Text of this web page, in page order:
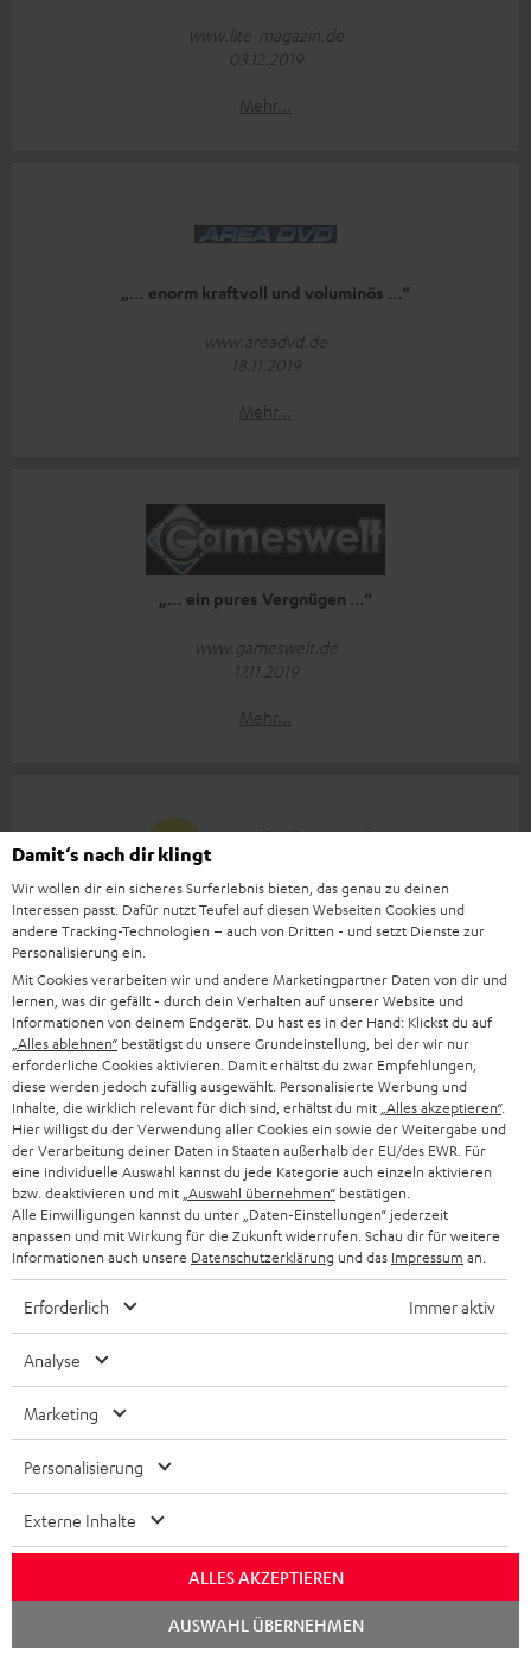
www.lite-magazin.de
03.12.2019
Mehr...
„… enorm kraftvoll und voluminös …“
www.areadvd.de
18.11.2019
Mehr...
„… ein pures Vergnügen …“
www.gameswelt.de
17.11.2019
Mehr...
„… eine der besten Soundbars, die ich bisher zu Gehör
kriegte.“
www.avguide.ch
13.11.2019
Mehr...
„… schlanke Soundbar der Spitzenklasse …“
www.testr.at
klangstark. Chapeau!“
29.10.2019
Damit‘s nach dir klingt
Wir wollen dir ein sicheres Surferlebnis bieten, das genau zu deinen
Interessen passt. Dafür nutzt Teufel auf diesen Webseiten Cookies und
andere Tracking-Technologien – auch von Dritten - und setzt Dienste zur
Personalisierung ein.
Mit Cookies verarbeiten wir und andere Marketingpartner Daten von dir und
lernen, was dir gefällt - durch dein Verhalten auf unserer Website und
Informationen von deinem Endgerät. Du hast es in der Hand: Klickst du auf
„Alles ablehnen“ bestätigst du unsere Grundeinstellung, bei der wir nur
erforderliche Cookies aktivieren. Damit erhältst du zwar Empfehlungen,
diese werden jedoch zufällig ausgewählt. Personalisierte Werbung und
Inhalte, die wirklich relevant für dich sind, erhältst du mit „Alles akzeptieren“.
Hier willigst du der Verwendung aller Cookies ein sowie der Weitergabe und
der Verarbeitung deiner Daten in Staaten außerhalb der EU/des EWR. Für
eine individuelle Auswahl kannst du jede Kategorie auch einzeln aktivieren
bzw. deaktivieren und mit „Auswahl übernehmen“ bestätigen.
Alle Einwilligungen kannst du unter „Daten-Einstellungen“ jederzeit
anpassen und mit Wirkung für die Zukunft widerrufen. Schau dir für weitere
Informationen auch unsere Datenschutzerklärung und das Impressum an.
Erforderlich Immer aktiv
Analyse
Marketing
Personalisierung
Externe Inhalte
ALLES AKZEPTIEREN
AUSWAHL ÜBERNEHMEN